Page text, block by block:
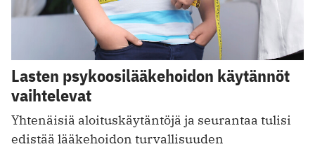
Lasten psykoosilääkehoidon käytännöt
vaihtelevat
Yhtenäisiä aloituskäytäntöjä ja seurantaa tulisi
edistää lääkehoidon turvallisuuden